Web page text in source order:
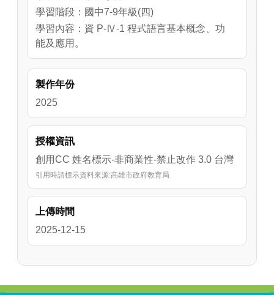
學習階段：國中7-9年級(四)
學習內容：資 P-Ⅳ-1 程式語言基本概念、功
能及應用。
製作年份
2025
授權資訊
創用CC 姓名標示-非商業性-禁止改作 3.0 台灣
引用時請標示資料來源:高雄市政府教育局
上傳時間
2025-12-15